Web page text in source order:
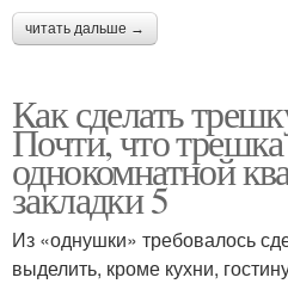
читать дальше →
Как сделать
Почти, что
однокомнатной
закладки 5
Из «однушки» требовалось
выделить, кроме кухни,